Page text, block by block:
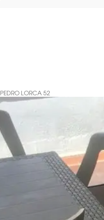
PEDRO LORCA 52